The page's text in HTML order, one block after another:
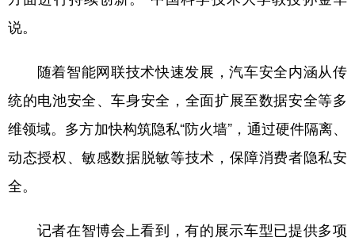
说。
随着智能网联技术快速发展，汽车安全内涵从传
统的电池安全、车身安全，全面扩展至数据安全等多
维领域。多方加快构筑隐私“防火墙”，通过硬件隔离、
动态授权、敏感数据脱敏等技术，保障消费者隐私安
全。
记者在智博会上看到，有的展示车型已提供多项